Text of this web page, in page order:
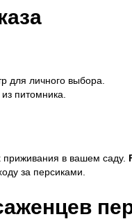
для личного выбора.
питомника.
в вашем саду.
за персиками.